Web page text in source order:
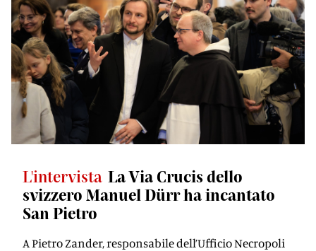
L'intervista La Via Crucis dello
svizzero Manuel Dürr ha incantato
San Pietro
A Pietro Zander, responsabile dell’Ufficio Necropoli